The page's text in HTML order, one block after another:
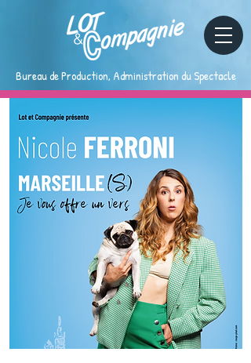
Bureau de Production, Administration du Spectacle